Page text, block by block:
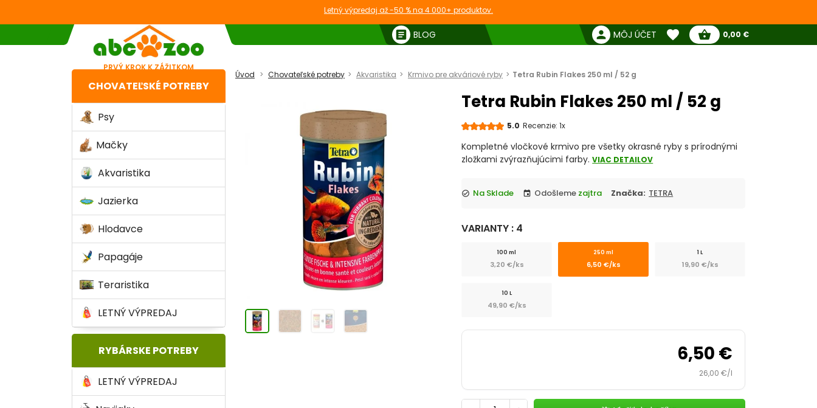
Letný výpredaj až -50 % na 4 000+ produktov.
PRVÝ KROK K ZÁŽITKOM
article BLOG person MÔJ ÚČET favorite
Obľúbené produkty
shopping_basket
Pokladňa
0,00 €
CHOVATEĽSKÉ POTREBY
Psy
Mačky
Akvaristika
Jazierka
Hlodavce
Papagáje
Teraristika
LETNÝ VÝPREDAJ
RYBÁRSKE POTREBY
LETNÝ VÝPREDAJ
Úvod Chovateľské potreby Akvaristika Krmivo pre akváriové ryby Tetra Rubin Flakes 250 ml / 52 g
Tetra Rubin Flakes 250 ml / 52 g
5.0 Recenzie: 1x
Kompletné vločkové krmivo pre všetky okrasné ryby s prírodnými
zložkami zvýrazňujúcimi farby.VIAC DETAILOV
check_circle Na Sklade event Odošleme zajtra Značka: TETRA
VARIANTY : 4
100 ml
3,20 €/ks
250 ml
6,50 €/ks
1 L
19,90 €/ks
10 L
49,90 €/ks
6,50 €
26,00 €/l